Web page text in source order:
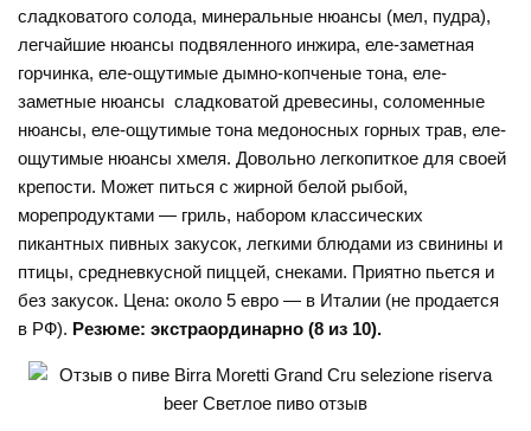
сладковатого солода, минеральные нюансы (мел, пудра),
легчайшие нюансы подвяленного инжира, еле-заметная
горчинка, еле-ощутимые дымно-копченые тона, еле-
заметные нюансы сладковатой древесины, соломенные
нюансы, еле-ощутимые тона медоносных горных трав, еле-
ощутимые нюансы хмеля. Довольно легкопиткое для своей
крепости. Может питься с жирной белой рыбой,
морепродуктами — гриль, набором классических
пикантных пивных закусок, легкими блюдами из свинины и
птицы, средневкусной пиццей, снеками. Приятно пьется и
без закусок. Цена: около 5 евро — в Италии (не продается
в РФ). Резюме: экстраординарно (8 из 10).